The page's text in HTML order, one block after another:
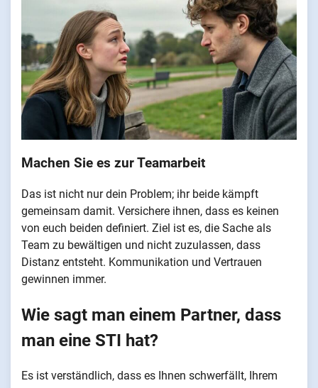
Machen Sie es zur Teamarbeit
Das ist nicht nur dein Problem; ihr beide kämpft
gemeinsam damit. Versichere ihnen, dass es keinen
von euch beiden definiert. Ziel ist es, die Sache als
Team zu bewältigen und nicht zuzulassen, dass
Distanz entsteht. Kommunikation und Vertrauen
gewinnen immer.
Wie sagt man einem Partner, dass
man eine STI hat?
Es ist verständlich, dass es Ihnen schwerfällt, Ihrem